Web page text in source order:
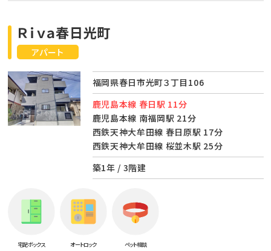
アパート
Ｒｉｖａ春日光町
福岡県春日市光町３丁目106
鹿児島本線 春日駅 11分
鹿児島本線 南福岡駅 21分
西鉄天神大牟田線 春日原駅 17分
西鉄天神大牟田線 桜並木駅 25分
築1年 / 3階建
宅配ボックス オートロック ペット相談